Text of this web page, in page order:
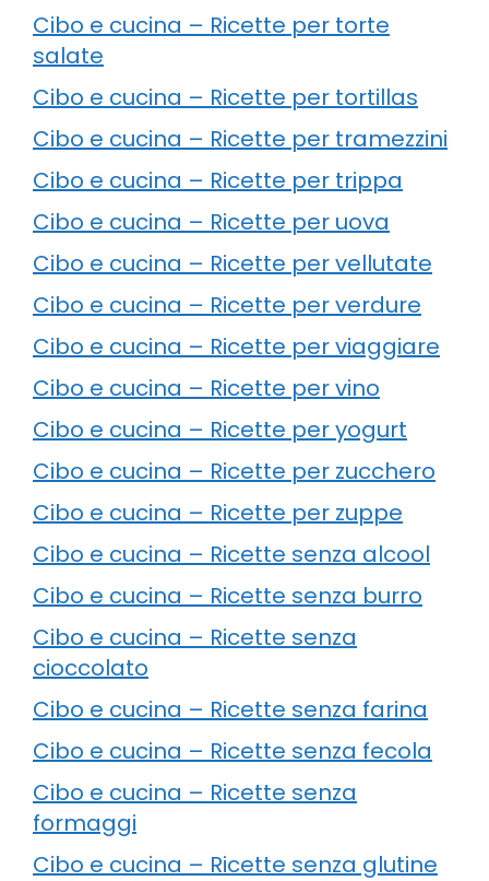
Cibo e cucina – Ricette per torte
salate
Cibo e cucina – Ricette per tortillas
Cibo e cucina – Ricette per tramezzini
Cibo e cucina – Ricette per trippa
Cibo e cucina – Ricette per uova
Cibo e cucina – Ricette per vellutate
Cibo e cucina – Ricette per verdure
Cibo e cucina – Ricette per viaggiare
Cibo e cucina – Ricette per vino
Cibo e cucina – Ricette per yogurt
Cibo e cucina – Ricette per zucchero
Cibo e cucina – Ricette per zuppe
Cibo e cucina – Ricette senza alcool
Cibo e cucina – Ricette senza burro
Cibo e cucina – Ricette senza
cioccolato
Cibo e cucina – Ricette senza farina
Cibo e cucina – Ricette senza fecola
Cibo e cucina – Ricette senza
formaggi
Cibo e cucina – Ricette senza glutine